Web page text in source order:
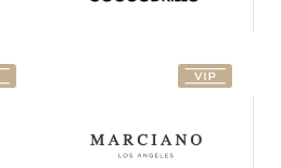
Galerie